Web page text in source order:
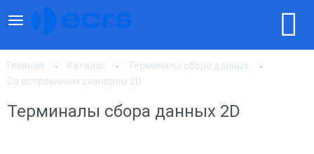
Главная Каталог
Терминалы сбора данных
Со встроенным сканером 2D
Терминалы сбора данных 2D
По популярности